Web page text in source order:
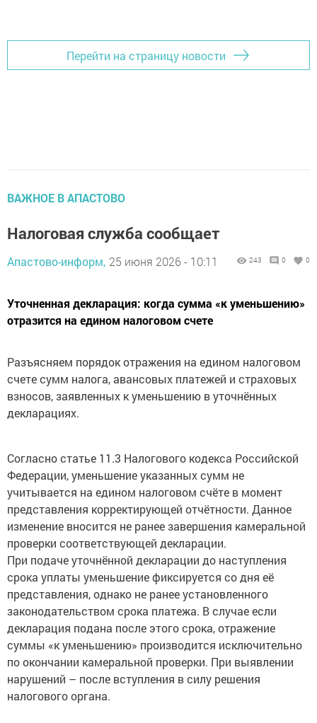
Перейти на страницу новости
ВАЖНОЕ В АПАСТОВО
Налоговая служба сообщает
Апастово-информ, 25 июня 2026 - 10:11 243 0 0
Уточненная декларация: когда сумма «к уменьшению»
отразится на едином налоговом счете
Разъясняем порядок отражения на едином налоговом
счете сумм налога, авансовых платежей и страховых
взносов, заявленных к уменьшению в уточнённых
декларациях.
Согласно статье 11.3 Налогового кодекса Российской
Федерации, уменьшение указанных сумм не
учитывается на едином налоговом счёте в момент
представления корректирующей отчётности. Данное
изменение вносится не ранее завершения камеральной
проверки соответствующей декларации.
При подаче уточнённой декларации до наступления
срока уплаты уменьшение фиксируется со дня её
представления, однако не ранее установленного
законодательством срока платежа. В случае если
декларация подана после этого срока, отражение
суммы «к уменьшению» производится исключительно
по окончании камеральной проверки. При выявлении
нарушений – после вступления в силу решения
налогового органа.